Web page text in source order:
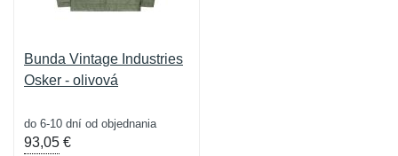
Bunda Vintage Industries
Osker - olivová
do 6-10 dní od objednania
93,05 €